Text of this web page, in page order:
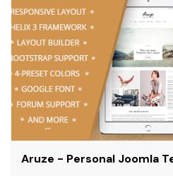
Aruze - Personal Joomla